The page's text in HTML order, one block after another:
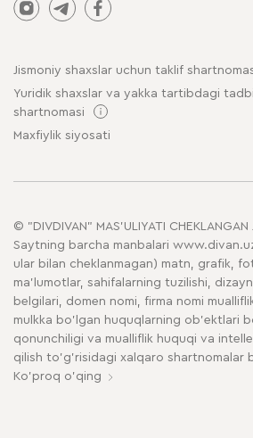
Jismoniy shaxslar uchun taklif
Yuridik shaxslar va yakka tartibdagi
shartnomasi
Maxfiylik siyosati
© "DIVDIVAN" MAS'ULIYATI CHEKLANGAN
Saytning barcha manbalari
ular bilan cheklanmagan) matn, grafik,
ma'lumotlar, sahifalarning tuzilishi,
belgilari, domen nomi, firma nomi
mulkka bo'lgan huquqlarning ob'ektlari
qonunchiligi va mualliflik huquqi va
qilish to'g'risidagi xalqaro shartnomalar
Ko'proq o'qing